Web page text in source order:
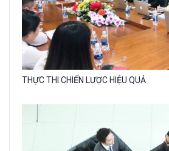
Gallery
with
THỰC THI CHIẾN LƯỢC HIỆU QUẢ